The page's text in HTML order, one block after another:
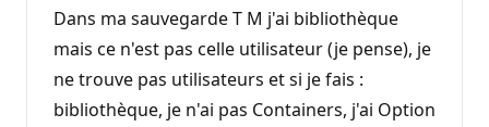
Dans ma sauvegarde T M j'ai bibliothèque
mais ce n'est pas celle utilisateur (je pense), je
ne trouve pas utilisateurs et si je fais :
bibliothèque, je n'ai pas Containers, j'ai Option